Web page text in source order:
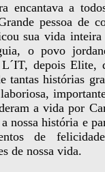
encantava a
pessoa de
sua vida inteira
o povo
L´IT, depois
tantas histórias
a vida por
nossa história e
de
de nossa vida.